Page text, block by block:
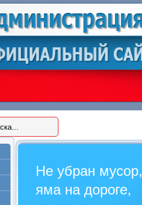
Не убран мусор,
яма на дороге,